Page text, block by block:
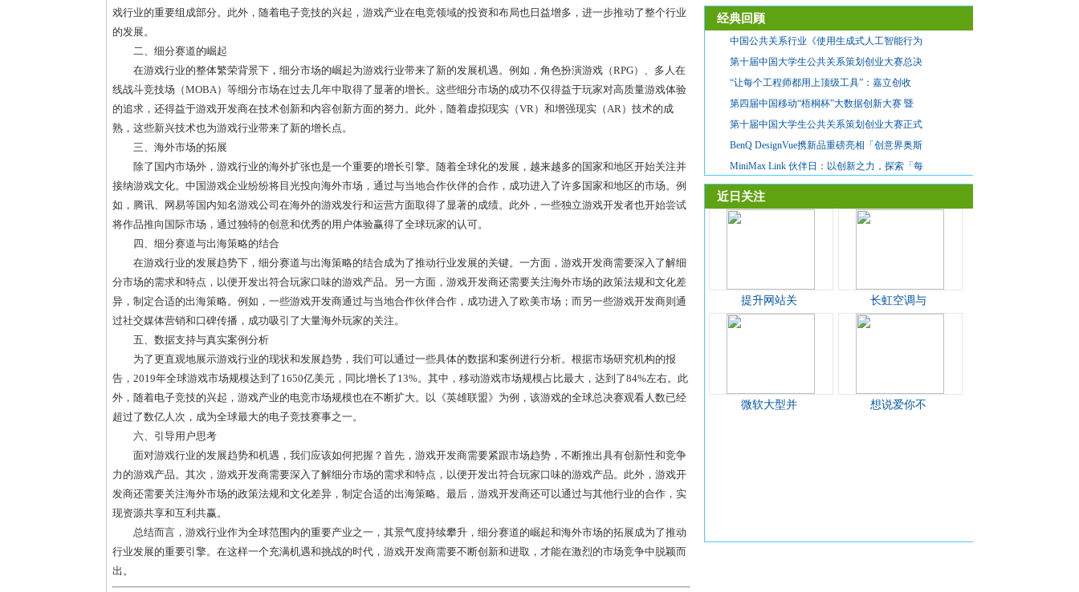
戏行业的重要组成部分。此外，随着电子竞技的兴起，游戏产业在电竞领域的投资和布局也日益增多，进一步推动了整个行业
的发展。
二、细分赛道的崛起
在游戏行业的整体繁荣背景下，细分市场的崛起为游戏行业带来了新的发展机遇。例如，角色扮演游戏（RPG）、多人在
线战斗竞技场（MOBA）等细分市场在过去几年中取得了显著的增长。这些细分市场的成功不仅得益于玩家对高质量游戏体验
的追求，还得益于游戏开发商在技术创新和内容创新方面的努力。此外，随着虚拟现实（VR）和增强现实（AR）技术的成
熟，这些新兴技术也为游戏行业带来了新的增长点。
三、海外市场的拓展
除了国内市场外，游戏行业的海外扩张也是一个重要的增长引擎。随着全球化的发展，越来越多的国家和地区开始关注并
接纳游戏文化。中国游戏企业纷纷将目光投向海外市场，通过与当地合作伙伴的合作，成功进入了许多国家和地区的市场。例
如，腾讯、网易等国内知名游戏公司在海外的游戏发行和运营方面取得了显著的成绩。此外，一些独立游戏开发者也开始尝试
将作品推向国际市场，通过独特的创意和优秀的用户体验赢得了全球玩家的认可。
四、细分赛道与出海策略的结合
在游戏行业的发展趋势下，细分赛道与出海策略的结合成为了推动行业发展的关键。一方面，游戏开发商需要深入了解细
分市场的需求和特点，以便开发出符合玩家口味的游戏产品。另一方面，游戏开发商还需要关注海外市场的政策法规和文化差
异，制定合适的出海策略。例如，一些游戏开发商通过与当地合作伙伴合作，成功进入了欧美市场；而另一些游戏开发商则通
过社交媒体营销和口碑传播，成功吸引了大量海外玩家的关注。
五、数据支持与真实案例分析
为了更直观地展示游戏行业的现状和发展趋势，我们可以通过一些具体的数据和案例进行分析。根据市场研究机构的报
告，2019年全球游戏市场规模达到了1650亿美元，同比增长了13%。其中，移动游戏市场规模占比最大，达到了84%左右。此
外，随着电子竞技的兴起，游戏产业的电竞市场规模也在不断扩大。以《英雄联盟》为例，该游戏的全球总决赛观看人数已经
超过了数亿人次，成为全球最大的电子竞技赛事之一。
六、引导用户思考
面对游戏行业的发展趋势和机遇，我们应该如何把握？首先，游戏开发商需要紧跟市场趋势，不断推出具有创新性和竞争
力的游戏产品。其次，游戏开发商需要深入了解细分市场的需求和特点，以便开发出符合玩家口味的游戏产品。此外，游戏开
发商还需要关注海外市场的政策法规和文化差异，制定合适的出海策略。最后，游戏开发商还可以通过与其他行业的合作，实
现资源共享和互利共赢。
总结而言，游戏行业作为全球范围内的重要产业之一，其景气度持续攀升，细分赛道的崛起和海外市场的拓展成为了推动
行业发展的重要引擎。在这样一个充满机遇和挑战的时代，游戏开发商需要不断创新和进取，才能在激烈的市场竞争中脱颖而
出。
经典回顾
中国公共关系行业《使用生成式人工智能行为
第十届中国大学生公共关系策划创业大赛总决
“让每个工程师都用上顶级工具”：嘉立创收
第四届中国移动“梧桐杯”大数据创新大赛 暨
第十届中国大学生公共关系策划创业大赛正式
BenQ DesignVue携新品重磅亮相「创意界奥斯
MiniMax Link 伙伴日：以创新之力，探索「每
近日关注
提升网站关 长虹空调与
微软大型并 想说爱你不